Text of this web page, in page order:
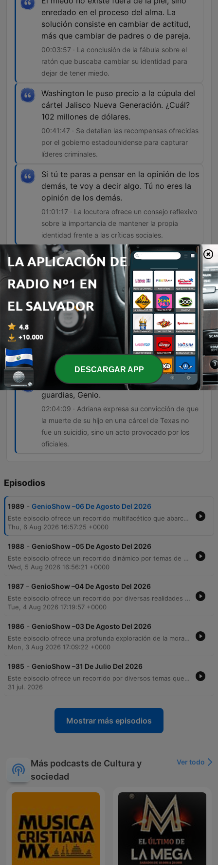
enredado en el proceso del alma. La
solución consiste en cambiar de actitud,
más que cambiar de padres o de pareja.
00:03:57 · La conclusión de la fábula sobre el
ratón que buscaba cambiar su identidad para
dejar de tener miedo.
Washington le puso precio a la cúpula del
cártel Jalisco Nueva Generación. ¿Cuál?
102 millones de dólares.
00:41:47 · Se detallan las recompensas ofrecidas
por el gobierno estadounidense para capturar
líderes criminales.
Si tú te paras a pensar en la opinión de los
demás, te voy a decir algo. Tú no eres la
opinión de los demás.
01:01:17 · La locutora ofrece un consejo reflexivo
sobre la importancia de mantener la propia
identidad frente a las críticas sociales.
Enamórate de un hombre que sea lo
suficientemente hombre como para
cocinarte cuando tú estés cansada, como
para coserte el botón de tu blusa mientras
tú te maquillas, como para darte un
masaje relajante cuando te encuentres
estresada.
01:35:45 · Un padre le da consejos a su hija
sobre las cualidades que debe buscar en un
esposo.
Yo sé que a mi hijo me la mataron los
guardias, Genio.
02:04:09 · Adriana expresa su convicción de que
la muerte de su hijo en una cárcel de Texas no
fue un suicidio, sino un acto provocado por los
oficiales.
Episodios
1989 - GenioShow –06 De Agosto Del 2026
Este episodio ofrece un recorrido multifacético que abarca desde consejos de salud y reflexiones morales hasta una profunda denuncia sobre la corrupción en los sistemas penitenciarios de México y Estados Unidos. A través de testimonios impactantes, se exponen casos de extorsión y abuso de poder dentro de las prisiones, junto con noticias actuales sobre seguridad, economía e inflación. El programa también aborda temas de interés social como las dificultades económicas de la comunidad latina en California, advertencias sobre estafas migratorias y análisis de la actualidad política y deportiva. Entre interacciones con la audiencia y mensajes personales, el episodio equilibra la información periodística con consejos prácticos para la vida diaria.
Thu, 6 Aug 2026 16:57:25 +0000
1988 - GenioShow –05 De Agosto Del 2026
Este episodio ofrece un recorrido dinámico por temas de actualidad, reflexión y comunidad. Desde consejos sobre la elección de pareja y el impacto del ejemplo parental, hasta análisis críticos sobre procesos migratorios, seguridad nacional y la crisis de personas sin hogar en Los Ángeles. El programa también aborda historias conmovedoras de resiliencia femenina, noticias de espectáculos y deportes, y reflexiones profundas sobre la importancia de la gratitud y la prevención de la violencia doméstica.
Wed, 5 Aug 2026 16:56:21 +0000
1987 - GenioShow –04 De Agosto Del 2026
Este episodio ofrece un recorrido por diversas realidades sociales y reflexiones personales, comenzando con un tributo a las madres de niños con necesidades especiales y abordando la crisis de personas sin hogar en Los Ángeles. El programa transita entre noticias internacionales, como los movimientos legales de Donald Trump, y temas de cultura popular, incluyendo curiosidades sobre celebridades y el mundo del espectáculo. A través de crónicas de sucesos y asesoría legal, se exploran temas profundos como la importancia de la integridad, las consecuencias de la arrogancia y la lucha contra las adicciones. El episodio concluye con un debate sobre la ética en las instituciones religiosas y la responsabilidad de abordar temas polémicos para fomentar la reflexión social.
Tue, 4 Aug 2026 17:19:57 +0000
1986 - GenioShow –03 De Agosto Del 2026
Este episodio ofrece una profunda exploración de la moralidad y las injusticias sociales, comenzando con reflexiones sobre no juzgar por las apariencias y abordando el impacto del costo de vida en Los Ángeles. A través de diversas historias, se analizan temas críticos como la traición familiar, la importancia de los valores hacia los padres y las devastadoras consecuencias de las denuncias falsas de abuso sexual, que han llevado a tragedias personales y familiares. El programa también integra noticias locales, actualizaciones migratorias con asesoría legal y entrevistas sobre bienestar y medicina cuántica. Entre anécdotas de la audiencia y comentarios sobre la actualidad política y tecnológica, el episodio concluye con una fuerte crítica hacia la difamación y la impunidad de quienes utilizan la mentira para destruir reputaciones.
Mon, 3 Aug 2026 17:09:22 +0000
1985 - GenioShow –31 De Julio Del 2026
Este episodio ofrece un recorrido por diversos temas que van desde datos curiosos sobre Huasca de Ocampo y etimologías históricas, hasta noticias internacionales sobre acuerdos en Gaza y la situación migratoria en Estados Unidos. A través de una dinámica interacción con la audiencia, se comparten relatos de superación personal, reflexiones sobre la lealtad y la importancia de los vínculos familiares. El programa también aborda problemáticas sociales actuales, incluyendo denuncias sobre inseguridad, robos y abusos en Los Ángeles y Las Vegas. Entre anécdotas cómicas y críticas políticas, el locutor invita a la audiencia a reflexionar sobre las prioridades de la vida, la seguridad personal y el valor de lo sentimental frente a lo material.
31 jul. 2026
Mostrar más episodios
Más podcasts de Cultura y
sociedad
Ver todo
DESCARGAR APP